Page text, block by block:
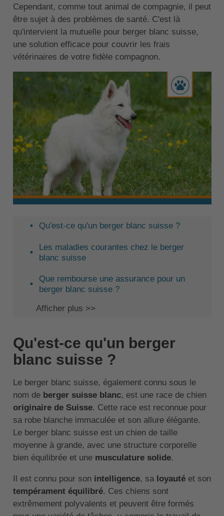
Cependant, comme tout animal de compagnie, il peut
être sujet à des problèmes de santé. C'est là
qu'intervient la mutuelle pour berger blanc suisse,
une solution efficace pour couvrir les frais
vétérinaires de votre fidèle compagnon.
Qu'est-ce qu'un berger blanc suisse ?
Les maladies courantes chez le berger
blanc suisse
Que rembourse une assurance pour un
berger blanc suisse ?
Afficher plus >>
Qu'est-ce qu'un berger
blanc suisse ?
Le berger blanc suisse, également connu sous le
nom de berger suisse blanc, est une race de chien
originaire de Suisse. Cette race est reconnue pour
sa robe blanche immaculée et son allure élégante.
Le berger blanc suisse est un chien de taille
moyenne à grande, avec une structure corporelle
bien équilibrée et une musculature solide.
Il est connu pour son intelligence, sa loyautéet son
tempérament équilibré. Ces chiens sont
extrêmement polyvalents et peuvent être formés